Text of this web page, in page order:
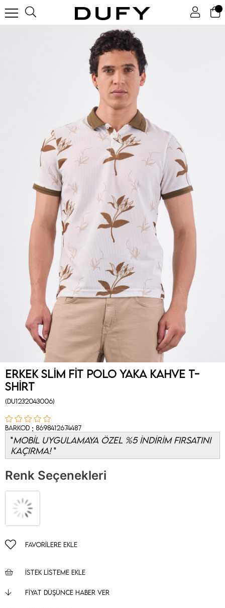
Erkek Slim Fit Polo Yaka Kahve T-
Shirt
(DU1232043006)
Barkod : 8698412674487
MOBİL UYGULAMAYA ÖZEL %5 İNDİRİM FIRSATINI
KAÇIRMA!
Renk Seçenekleri
FAVORILERE EKLE
İSTEK LISTEME EKLE
FIYAT DÜŞÜNCE HABER VER